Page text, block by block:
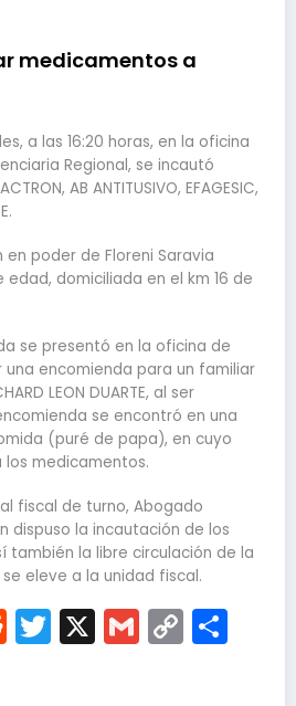
medicamentos a
a las 16:20 horas, en la oficina
Regional, se incautó
AB ANTITUSIVO, EFAGESIC,
poder de Floreni Saravia
edad, domiciliada en el km 16 de
se presentó en la oficina de
encomienda para un familiar
LEON DUARTE, al ser
se encontró en una
(puré de papa), en cuyo
medicamentos.
fiscal de turno, Abogado
dispuso la incautación de los
también la libre circulación de la
eleve a la unidad fiscal.
Reddit
Twitter
X Gmail
Copy